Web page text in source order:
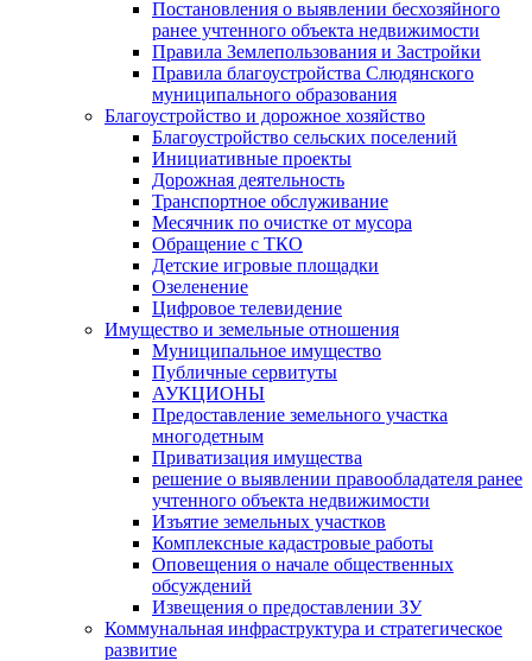
Постановления о выявлении бесхозяйного
ранее учтенного объекта недвижимости
Правила Землепользования и Застройки
Правила благоустройства Слюдянского
муниципального образования
Благоустройство и дорожное хозяйство
Благоустройство сельских поселений
Инициативные проекты
Дорожная деятельность
Транспортное обслуживание
Месячник по очистке от мусора
Обращение с ТКО
Детские игровые площадки
Озеленение
Цифровое телевидение
Имущество и земельные отношения
Муниципальное имущество
Публичные сервитуты
АУКЦИОНЫ
Предоставление земельного участка
многодетным
Приватизация имущества
решение о выявлении правообладателя ранее
учтенного объекта недвижимости
Изъятие земельных участков
Комплексные кадастровые работы
Оповещения о начале общественных
обсуждений
Извещения о предоставлении ЗУ
Коммунальная инфраструктура и стратегическое
развитие